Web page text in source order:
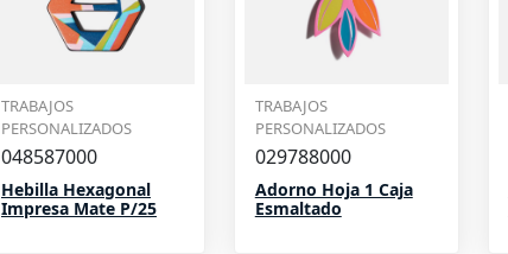
TRABAJOS
PERSONALIZADOS
048587000
Hebilla Hexagonal
Impresa Mate P/25
TRABAJOS
PERSONALIZADOS
029788000
Adorno Hoja 1 Caja
Esmaltado